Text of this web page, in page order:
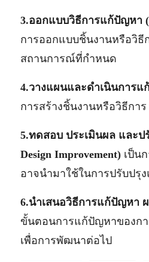
3.ออกแบบวิธีการแก้ปัญหา (
การออกแบบชิ้นงานหรือวิธี
สถานการณ์ที่กำหนด
4.วางแผนและดำเนินการแ
การสร้างชิ้นงานหรือวิธีกา
5.ทดสอบ ประเมินผล และ
Design Improvement) เป็น
อาจนำมาใช้ในการปรับป
6.นำเสนอวิธีการแก้ปัญหา
ขั้นตอนการแก้ปัญหาของกา
เพื่อการพัฒนาต่อไป